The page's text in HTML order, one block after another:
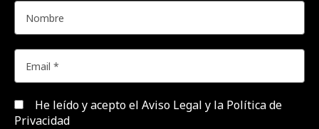
He leído y acepto el Aviso Legal y la Política de
Privacidad